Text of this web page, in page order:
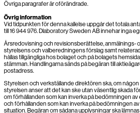
Övriga paragrafer är oförändrade.
Övrig information
Vid tidpunkten för denna kallelse uppgår det totala
till 16 944 976. Dlaboratory Sweden AB innehar inga
Årsredovisning och revisionsberättelse, anmälnings-
styrelsens och valberedningens förslag samt
hållas tillgängliga hos bolaget och på bolagets
stämman. Handlingarna sänds på begäran till
postadress.
Styrelsen och verkställande direktören ska, om
styrelsen anser att det kan ske utan väsentlig skada
om förhållanden som kan inverka på bedömningen
och förhållanden som kan inverka på bedömningen
situation. Begäran om sådana upplysningar ska